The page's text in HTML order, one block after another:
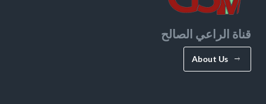
قناة الراعي الصالح
About Us